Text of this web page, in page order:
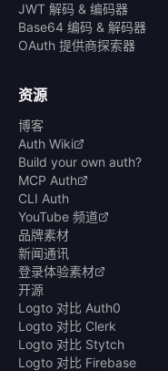
JWT 解码 & 编码器
Base64 编码 & 解码器
OAuth 提供商探索器
资源
博客
Auth Wiki
Build your own auth?
MCP Auth
CLI Auth
YouTube 频道
品牌素材
新闻通讯
登录体验素材
开源
Logto 对比 Auth0
Logto 对比 Clerk
Logto 对比 Stytch
Logto 对比 Firebase